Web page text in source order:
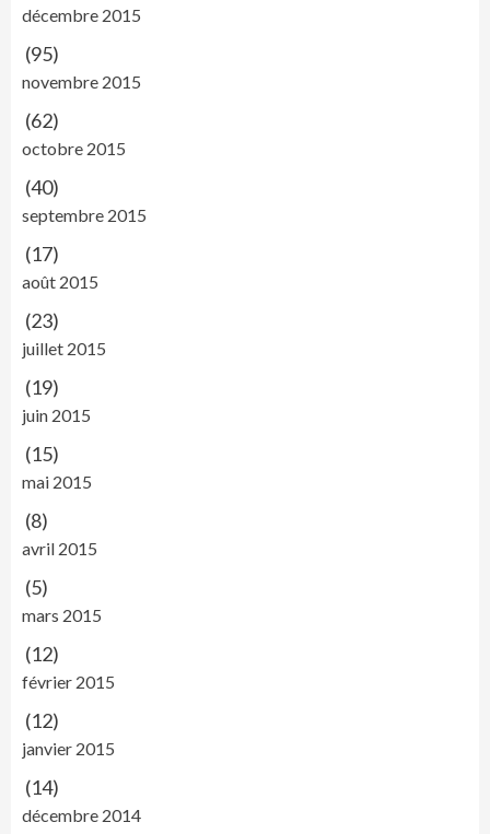
décembre 2015
(95)
novembre 2015
(62)
octobre 2015
(40)
septembre 2015
(17)
août 2015
(23)
juillet 2015
(19)
juin 2015
(15)
mai 2015
(8)
avril 2015
(5)
mars 2015
(12)
février 2015
(12)
janvier 2015
(14)
décembre 2014